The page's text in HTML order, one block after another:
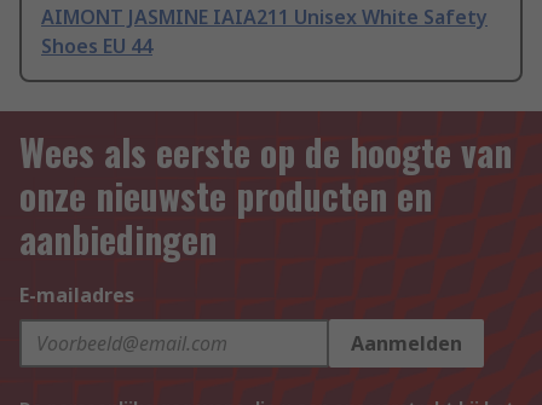
AIMONT JASMINE IAIA211 Unisex White Safety
Shoes EU 44
Wees als eerste op de hoogte van
onze nieuwste producten en
aanbiedingen
E-mailadres
Aanmelden